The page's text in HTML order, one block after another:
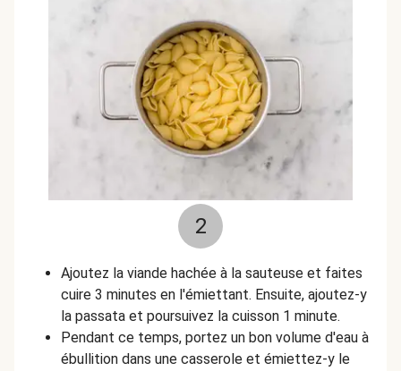
2
Ajoutez la viande hachée à la sauteuse et faites
cuire 3 minutes en l'émiettant. Ensuite, ajoutez-y
la passata et poursuivez la cuisson 1 minute.
Pendant ce temps, portez un bon volume d'eau à
ébullition dans une casserole et émiettez-y le